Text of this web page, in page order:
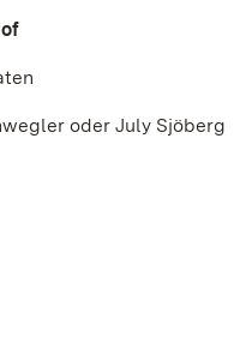
oder July Sjöberg